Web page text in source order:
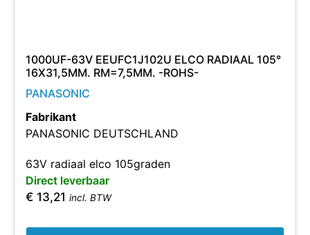
1000UF-63V EEUFC1J102U ELCO RADIAAL 105°
16X31,5MM. RM=7,5MM. -ROHS-
PANASONIC
Fabrikant
PANASONIC DEUTSCHLAND
63V radiaal elco 105graden
Direct leverbaar
€ 13,21 incl. BTW